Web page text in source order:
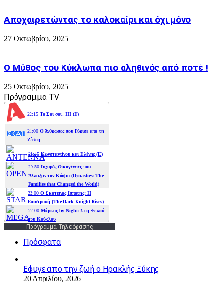
Αποχαιρετώντας το καλοκαίρι και όχι μόνο
27 Οκτωβρίου, 2025
Ο Μύθος του Κύκλωπα πιο αληθινός από ποτέ !
25 Οκτωβρίου, 2025
Πρόγραμμα TV
Πρόγραμμα Τηλεόρασης
Πρόσφατα
Εφυγε απο την ζωή o Ηρακλής Ξύκης
20 Απριλίου, 2026